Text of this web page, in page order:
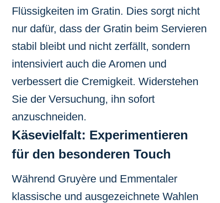
Flüssigkeiten im Gratin. Dies sorgt nicht
nur dafür, dass der Gratin beim Servieren
stabil bleibt und nicht zerfällt, sondern
intensiviert auch die Aromen und
verbessert die Cremigkeit. Widerstehen
Sie der Versuchung, ihn sofort
anzuschneiden.
Käsevielfalt: Experimentieren
für den besonderen Touch
Während Gruyère und Emmentaler
klassische und ausgezeichnete Wahlen